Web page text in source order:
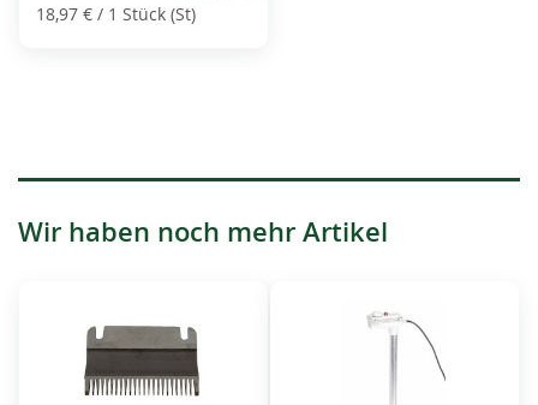
18,97 € / 1 Stück (St)
Wir haben noch mehr Artikel